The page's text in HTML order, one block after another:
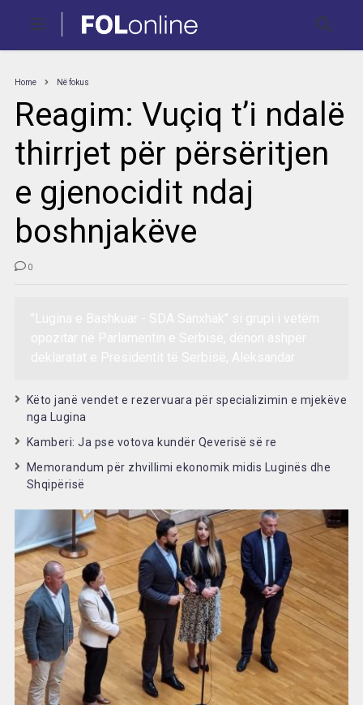
Home Në fokus
Reagim: Vuçiq t’i ndalë
thirrjet për përsëritjen
e gjenocidit ndaj
boshnjakëve
0
Këto janë vendet e rezervuara për specializimin e mjekëve
nga Lugina
Kamberi: Ja pse votova kundër Qeverisë së re
Memorandum për zhvillimi ekonomik midis Luginës dhe
Shqipërisë